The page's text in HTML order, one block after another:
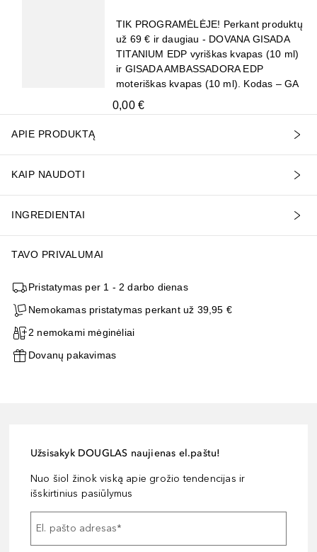
TIK PROGRAMĖLĖJE! Perkant produktų
už 69 € ir daugiau - DOVANA GISADA
TITANIUM EDP vyriškas kvapas (10 ml)
ir GISADA AMBASSADORA EDP
moteriškas kvapas (10 ml). Kodas – GA
0,00 €
APIE PRODUKTĄ
KAIP NAUDOTI
INGREDIENTAI
TAVO PRIVALUMAI
Pristatymas per 1 - 2 darbo dienas
Nemokamas pristatymas perkant už 39,95 €
2 nemokami mėginėliai
Dovanų pakavimas
Užsisakyk DOUGLAS naujienas el.paštu!
Nuo šiol žinok viską apie grožio tendencijas ir
išskirtinius pasiūlymus
El. pašto adresas*